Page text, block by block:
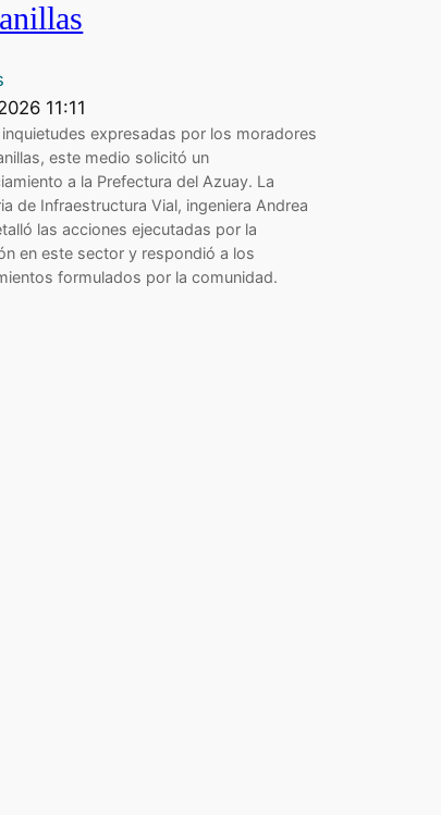
11:11
inquietudes expresadas por los moradores
este medio solicitó un
a la Prefectura del Azuay. La
de Infraestructura Vial, ingeniera Andrea
las acciones ejecutadas por la
en este sector y respondió a los
formulados por la comunidad.